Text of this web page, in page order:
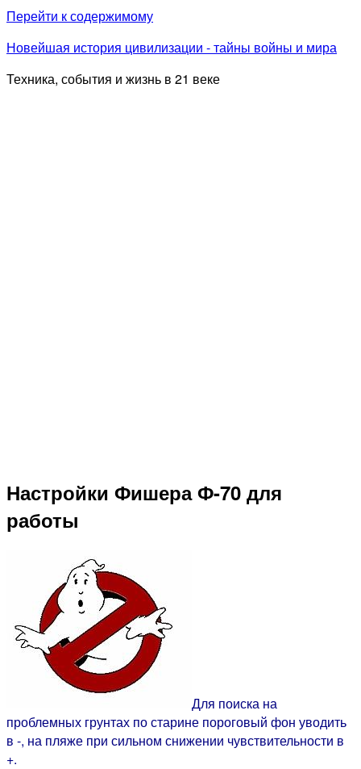
Перейти к содержимому
Новейшая история цивилизации - тайны войны и мира
Техника, события и жизнь в 21 веке
Настройки Фишера Ф-70 для
работы
Для поиска на
проблемных грунтах по старине пороговый фон уводить
в -, на пляже при сильном снижении чувствительности в
+.